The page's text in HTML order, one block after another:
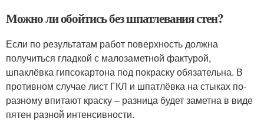
Можно ли обойтись без шпатлевания стен?
Если по результатам работ поверхность должна
получиться гладкой с малозаметной фактурой,
шпаклёвка гипсокартона под покраску обязательна. В
противном случае лист ГКЛ и шпатлёвка на стыках по-
разному впитают краску – разница будет заметна в виде
пятен разной интенсивности.